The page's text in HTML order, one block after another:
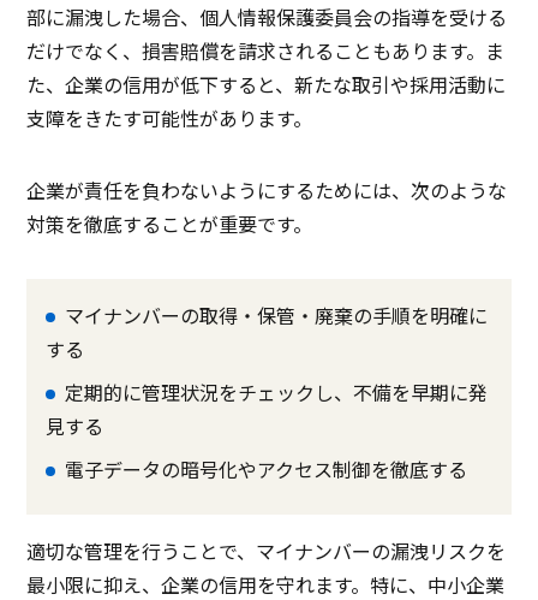
部に漏洩した場合、個人情報保護委員会の指導を受ける
だけでなく、損害賠償を請求されることもあります。ま
た、企業の信用が低下すると、新たな取引や採用活動に
支障をきたす可能性があります。
企業が責任を負わないようにするためには、次のような
対策を徹底することが重要です。
マイナンバーの取得・保管・廃棄の手順を明確に
する
定期的に管理状況をチェックし、不備を早期に発
見する
電子データの暗号化やアクセス制御を徹底する
適切な管理を行うことで、マイナンバーの漏洩リスクを
最小限に抑え、企業の信用を守れます。特に、中小企業